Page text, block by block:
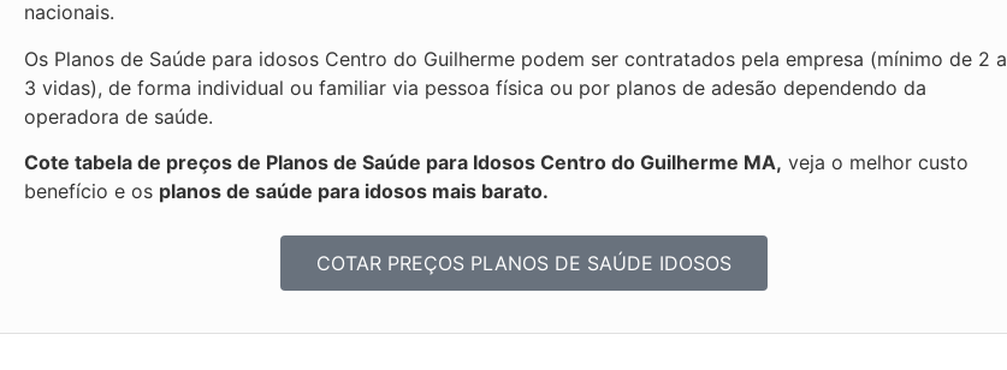
nacionais.
Os Planos de Saúde para idosos Centro do Guilherme podem ser contratados pela empresa (mínimo de 2 a
3 vidas), de forma individual ou familiar via pessoa física ou por planos de adesão dependendo da
operadora de saúde.
Cote tabela de preços de Planos de Saúde para Idosos Centro do Guilherme MA, veja o melhor custo
benefício e os planos de saúde para idosos mais barato.
COTAR PREÇOS PLANOS DE SAÚDE IDOSOS